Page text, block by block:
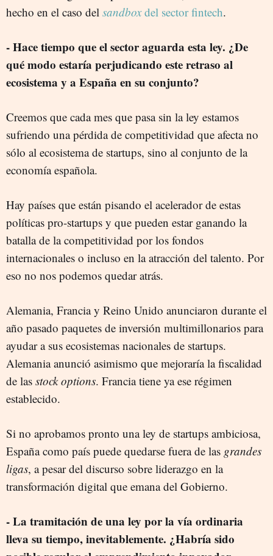
hecho en el caso del sandboxdel sector fintech.
- Hace tiempo que el sector aguarda esta ley. ¿De
qué modo estaría perjudicando este retraso al
ecosistema y a España en su conjunto?
Creemos que cada mes que pasa sin la ley estamos
sufriendo una pérdida de competitividad que afecta no
sólo al ecosistema de startups, sino al conjunto de la
economía española.
Hay países que están pisando el acelerador de estas
políticas pro-startups y que pueden estar ganando la
batalla de la competitividad por los fondos
internacionales o incluso en la atracción del talento. Por
eso no nos podemos quedar atrás.
Alemania, Francia y Reino Unido anunciaron durante el
año pasado paquetes de inversión multimillonarios para
ayudar a sus ecosistemas nacionales de startups.
Alemania anunció asimismo que mejoraría la fiscalidad
de las stock options. Francia tiene ya ese régimen
establecido.
Si no aprobamos pronto una ley de startups ambiciosa,
España como país puede quedarse fuera de las grandes
ligas, a pesar del discurso sobre liderazgo en la
transformación digital que emana del Gobierno.
- La tramitación de una ley por la vía ordinaria
lleva su tiempo, inevitablemente. ¿Habría sido